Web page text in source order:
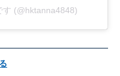
す (@hktanna4848)